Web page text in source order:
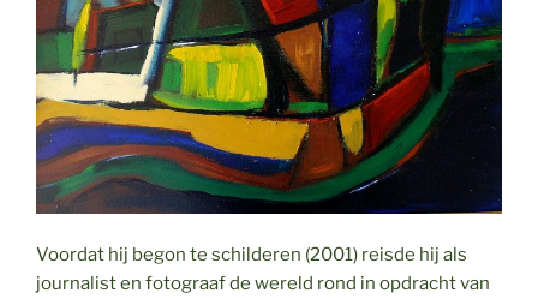
Voordat hij begon te schilderen (2001) reisde hij als
journalist en fotograaf de wereld rond in opdracht van